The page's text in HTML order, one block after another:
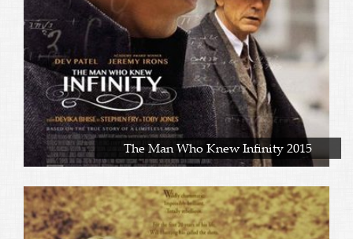
The Man Who Knew Infinity 2015